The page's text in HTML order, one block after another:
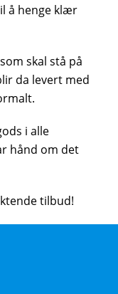
å henge klær
skal stå på
da levert med
i alle
hånd om det
tilbud!